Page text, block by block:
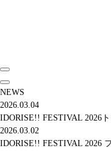
NEWS
2026.03.04
IDORISE!! FESTIVAL 2026
2026.03.02
IDORISE!! FESTIVAL 2026